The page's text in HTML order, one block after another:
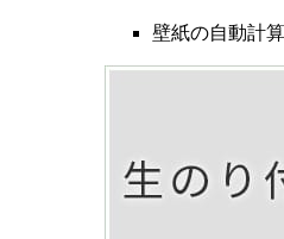
壁紙の自動計